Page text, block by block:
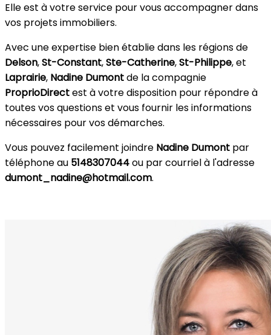
Elle est à votre service pour vous accompagner dans
vos projets immobiliers.
Avec une expertise bien établie dans les régions de
Delson,St-Constant,Ste-Catherine,St-Philippe, et
Laprairie, Nadine Dumontde la compagnie
ProprioDirectest à votre disposition pour répondre à
toutes vos questions et vous fournir les informations
nécessaires pour vos démarches.
Vous pouvez facilement joindre Nadine Dumont par
téléphone au 5148307044ou par courriel à l'adresse
dumont_nadine@hotmail.com.